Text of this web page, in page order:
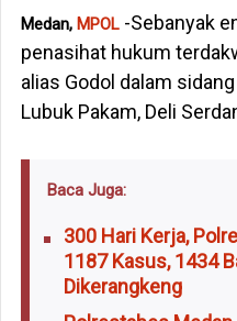
Medan, MPOL-Sebanyak
penasihat hukum
alias Godol dalam
Lubuk Pakam, Deli
Baca Juga:
300 Hari Kerja,
1187 Kasus, 1434
Dikerangkeng